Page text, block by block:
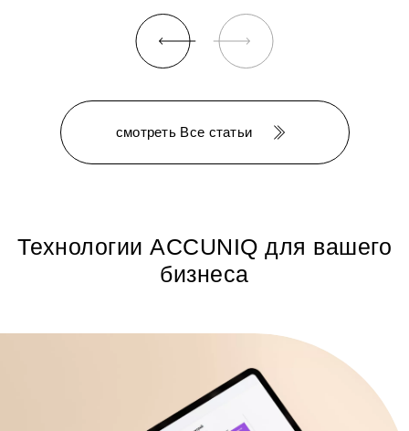
смотреть Все статьи
Технологии ACCUNIQ для вашего
бизнеса